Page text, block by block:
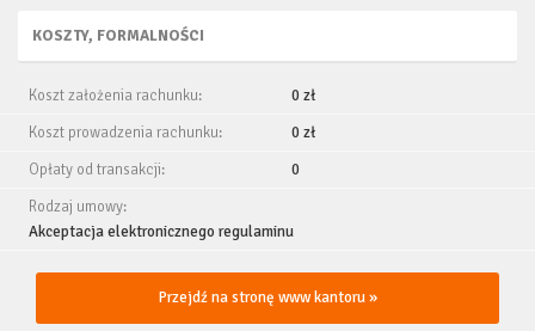
KOSZTY, FORMALNOŚCI
Koszt założenia rachunku:
0 zł
Koszt prowadzenia rachunku:
0 zł
Opłaty od transakcji:
0
Rodzaj umowy:
Akceptacja elektronicznego regulaminu
Przejdź na stronę www kantoru »